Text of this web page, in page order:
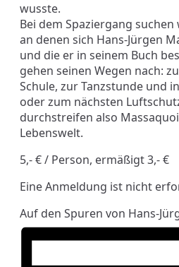
wusste.
Bei dem Spaziergang
an denen sich Hans-Jürgen
und die er in seinem Buch
gehen seinen Wegen nach:
Schule, zur Tanzstunde und
oder zum nächsten
durchstreifen also
Lebenswelt.
5,- € / Person, ermäßigt 3,- €
Eine Anmeldung ist nicht
Auf den Spuren von Hans-